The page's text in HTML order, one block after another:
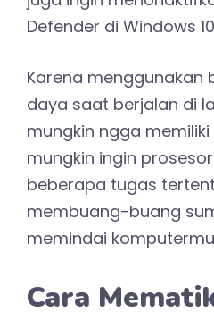
Defender di Windows
Karena menggunakan
daya saat berjalan di
mungkin ngga
mungkin ingin
beberapa tugas
membuang-buang
memindai
Cara